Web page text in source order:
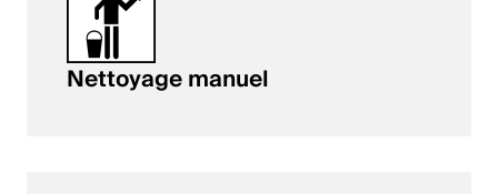
English
Nettoyage manuel